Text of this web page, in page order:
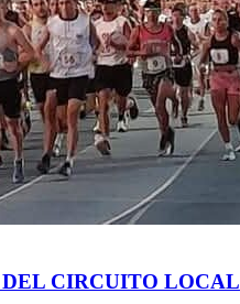
DEL CIRCUITO LOCAL